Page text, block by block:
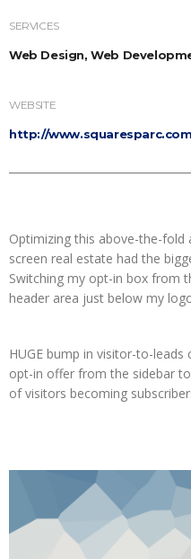
SERVICES
Web Design, Web
WEBSITE
http://www.squaresparc.com
Optimizing this above-the-
screen real estate had the
Switching my opt-in box from
header area just below my
HUGE bump in visitor-to-
opt-in offer from the sidebar
of visitors becoming